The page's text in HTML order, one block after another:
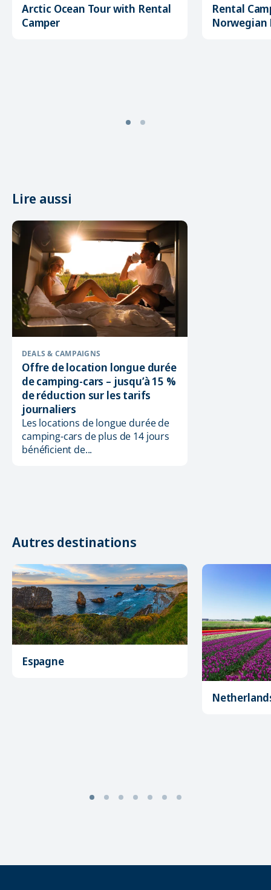
Arctic Ocean Tour with Rental
Camper
Rental
Norwegian
Lire aussi
DEALS & CAMPAIGNS
Offre de location longue durée
de camping-cars – jusqu’à 15 %
de réduction sur les tarifs
journaliers
Les locations de longue durée de
camping-cars de plus de 14 jours
bénéficient de...
Autres destinations
Espagne